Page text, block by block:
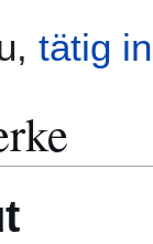
,tätig in